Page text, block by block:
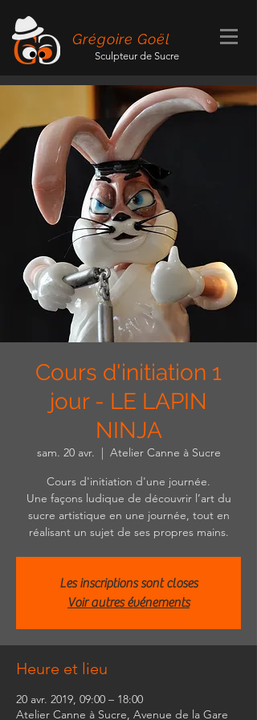
Grégoire Goël
Sculpteur de Sucre
Cours d'initiation 1
jour - LE LAPIN
NINJA
sam. 20 avr.
  |
Atelier Canne à Sucre
Cours d'initiation d'une journée.
Une façons ludique de découvrir l’art du
sucre artistique en une journée, tout en
réalisant un sujet de ses propres mains.
Les inscriptions sont closes
Voir autres événements
Heure et lieu
20 avr. 2019, 09:00 – 18:00
Atelier Canne à Sucre, Avenue de la Gare